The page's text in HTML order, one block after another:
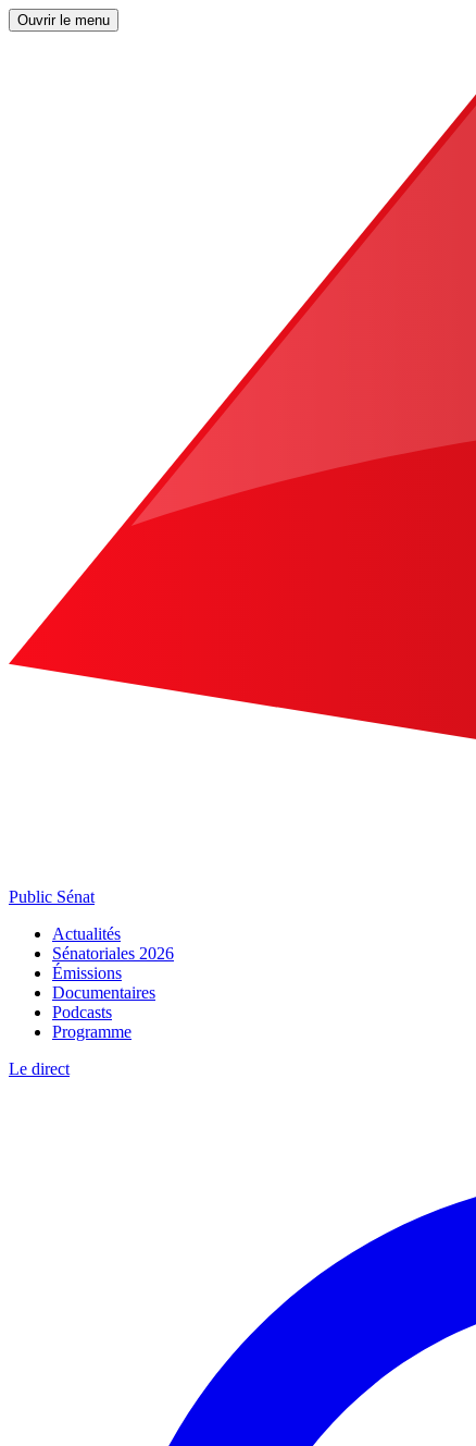
Ouvrir le menu
Public Sénat
Actualités
Sénatoriales 2026
Émissions
Documentaires
Podcasts
Programme
Le direct